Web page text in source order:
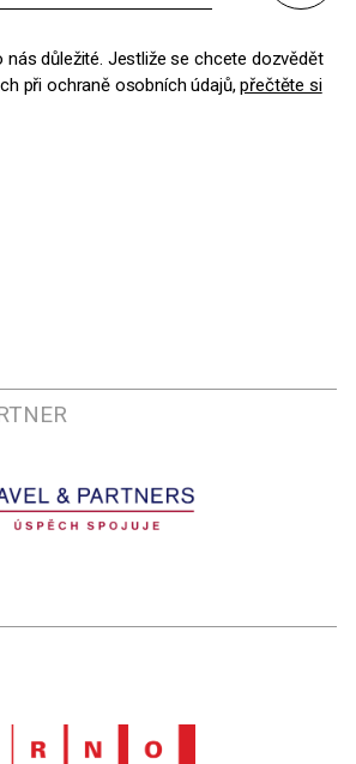
důležité. Jestliže se chcete dozvědět
při ochraně osobních údajů,přečtěte si